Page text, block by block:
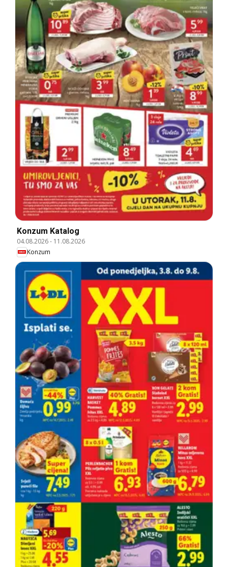
Konzum Katalog
04.08.2026- 11.08.2026
Konzum